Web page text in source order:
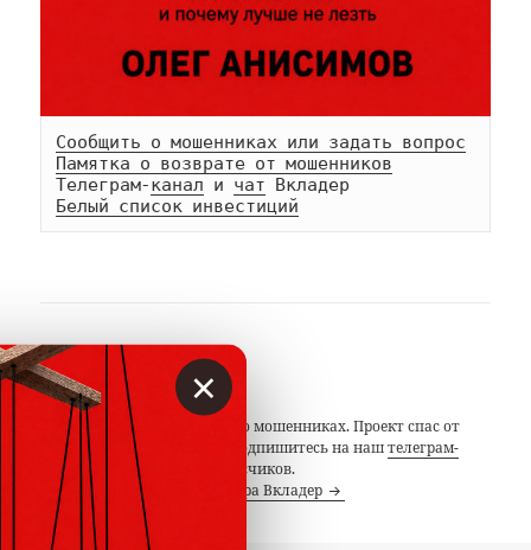
Сообщить о мошенниках или задать вопрос
Памятка о возврате от мошенников
Телеграм-канал и чат
Белый список инвестиций
АВТОР
Вкладер
С 2014 года предупреждаем о мошенниках. Проект спас от
потерь миллионы людей. Подпишитесь на наштелеграм-
канал с 19 тысячами подписчиков.
Посмотреть все записи автора Вкладер
×